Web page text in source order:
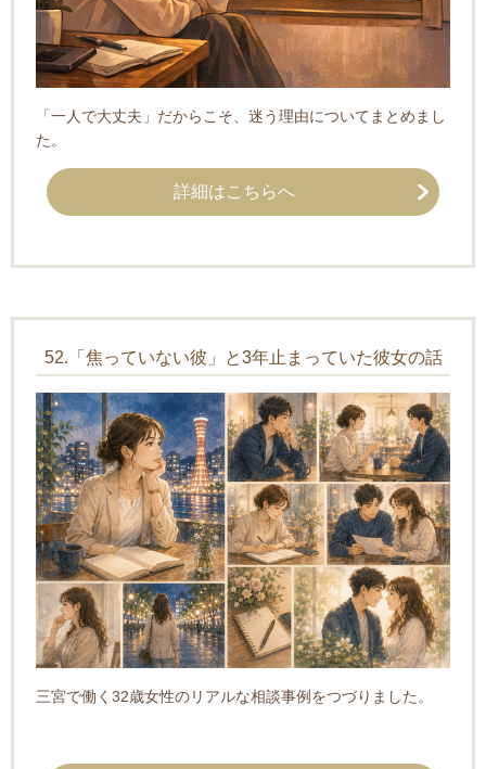
「一人で大丈夫」だからこそ、迷う理由についてまとめまし
た。
詳細はこちらへ
52.「焦っていない彼」と3年止まっていた彼女の話
三宮で働く32歳女性のリアルな相談事例をつづりました。